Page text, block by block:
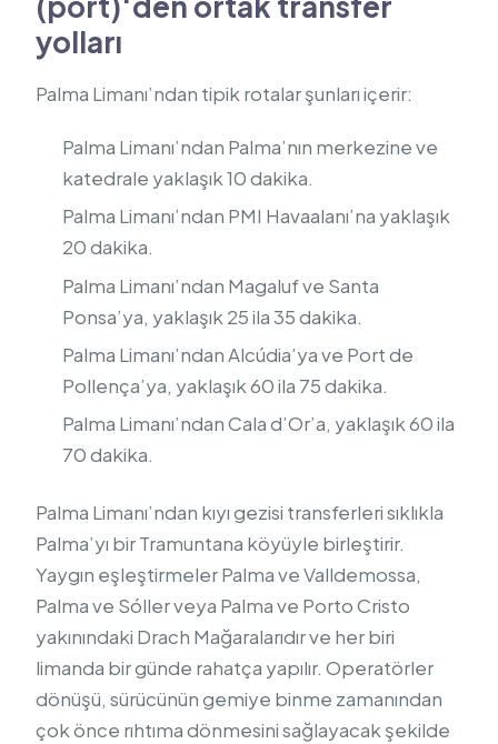
yolları
Palma Limanı’ndan tipik rotalar şunları içerir:
Palma Limanı’ndan Palma’nın merkezine ve
katedrale yaklaşık 10 dakika.
Palma Limanı’ndan PMI Havaalanı’na yaklaşık
20 dakika.
Palma Limanı’ndan Magaluf ve Santa
Ponsa’ya, yaklaşık 25 ila 35 dakika.
Palma Limanı’ndan Alcúdia’ya ve Port de
Pollença’ya, yaklaşık 60 ila 75 dakika.
Palma Limanı’ndan Cala d’Or’a, yaklaşık 60 ila
70 dakika.
Palma Limanı’ndan kıyı gezisi transferleri sıklıkla
Palma’yı bir Tramuntana köyüyle birleştirir.
Yaygın eşleştirmeler Palma ve Valldemossa,
Palma ve Sóller veya Palma ve Porto Cristo
yakınındaki Drach Mağaralarıdır ve her biri
limanda bir günde rahatça yapılır. Operatörler
dönüşü, sürücünün gemiye binme zamanından
çok önce rıhtıma dönmesini sağlayacak şekilde